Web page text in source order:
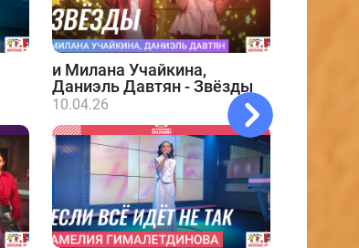
и Милана Учайкина,
Даниэль Давтян - Звёзды
10.04.26